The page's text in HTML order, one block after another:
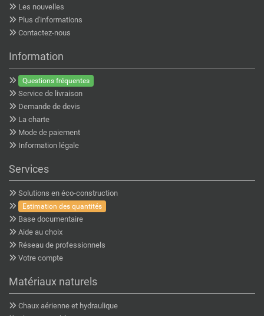
Les nouvelles
Plus d'informations
Contactez-nous
Information
Questions fréquentes
Service de livraison
Demande de devis
La charte
Mode de paiement
Information légale
Services
Solutions en éco-construction
Estimation des quantités
Base documentaire
Aide au choix
Réseau de professionnels
Votre compte
Matériaux naturels
Chaux aérienne et hydraulique